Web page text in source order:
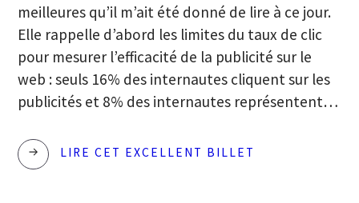
meilleures qu’il m’ait été donné de lire à ce jour.
Elle rappelle d’abord les limites du taux de clic
pour mesurer l’efficacité de la publicité sur le
web : seuls 16% des internautes cliquent sur les
publicités et 8% des internautes représentent…
LIRE CET EXCELLENT BILLET